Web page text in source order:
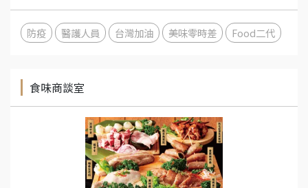
防疫 醫護人員 台灣加油 美味零時差 Food二代
食味商談室